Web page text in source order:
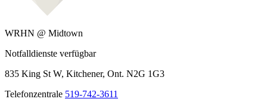
WRHN @ Midtown
Notfalldienste verfügbar
835 King St W, Kitchener, Ont. N2G 1G3
Telefonzentrale 519-742-3611